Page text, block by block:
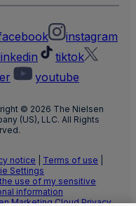
instagram
tiktok
youtube
© 2026 The Nielsen
(US), LLC. All Rights
notice Terms of use
Settings
use of my sensitive
information
Marketing Cloud Privacy